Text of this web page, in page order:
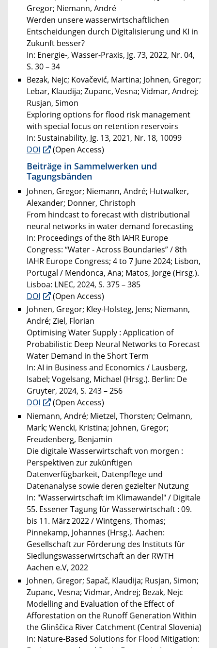
Gregor; Niemann, André
Werden unsere wasserwirtschaftlichen
Entscheidungen durch Digitalisierung und KI in
Zukunft besser?
In: Energie-, Wasser-Praxis, Jg. 73, 2022, Nr. 04,
S. 30 – 34
Bezak, Nejc; Kovačević, Martina; Johnen, Gregor;
Lebar, Klaudija; Zupanc, Vesna; Vidmar, Andrej;
Rusjan, Simon
Exploring options for flood risk management
with special focus on retention reservoirs
In: Sustainability, Jg. 13, 2021, Nr. 18, 10099
DOI
(Open Access)
Beiträge in Sammelwerken und
Tagungsbänden
Johnen, Gregor; Niemann, André; Hutwalker,
Alexander; Donner, Christoph
From hindcast to forecast with distributional
neural networks in water demand forecasting
In: Proceedings of the 8th IAHR Europe
Congress: “Water - Across Boundaries” / 8th
IAHR Europe Congress; 4 to 7 June 2024; Lisbon,
Portugal / Mendonca, Ana; Matos, Jorge (Hrsg.).
Lisboa: LNEC, 2024, S. 375 – 385
DOI
(Open Access)
Johnen, Gregor; Kley-Holsteg, Jens; Niemann,
André; Ziel, Florian
Optimising Water Supply : Application of
Probabilistic Deep Neural Networks to Forecast
Water Demand in the Short Term
In: AI in Business and Economics / Lausberg,
Isabel; Vogelsang, Michael (Hrsg.). Berlin: De
Gruyter, 2024, S. 243 – 256
DOI
(Open Access)
Niemann, André; Mietzel, Thorsten; Oelmann,
Mark; Wencki, Kristina; Johnen, Gregor;
Freudenberg, Benjamin
Die digitale Wasserwirtschaft von morgen :
Perspektiven zur zukünftigen
Datenverfügbarkeit, Datenpflege und
Datenanalyse sowie deren gezielter Nutzung
In: "Wasserwirtschaft im Klimawandel" / Digitale
55. Essener Tagung für Wasserwirtschaft : 09.
bis 11. März 2022 / Wintgens, Thomas;
Pinnekamp, Johannes (Hrsg.). Aachen:
Gesellschaft zur Förderung des Instituts für
Siedlungswasserwirtschaft an der RWTH
Aachen e.V, 2022
Johnen, Gregor; Sapač, Klaudija; Rusjan, Simon;
Zupanc, Vesna; Vidmar, Andrej; Bezak, Nejc
Modelling and Evaluation of the Effect of
Afforestation on the Runoff Generation Within
the Glinščica River Catchment (Central Slovenia)
In: Nature-Based Solutions for Flood Mitigation: